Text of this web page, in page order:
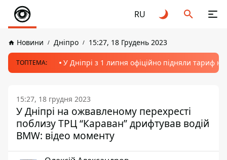
RU
Новини Дніпро 15:27, 18 Грудень 2023
ТОПТЕМА: У Дніпрі з 1 липня офіційно підняли тариф
15:27, 18 грудня 2023
У Дніпрі на ожвавленому перехресті
поблизу ТРЦ “Караван” дрифтував водій
BMW: відео моменту